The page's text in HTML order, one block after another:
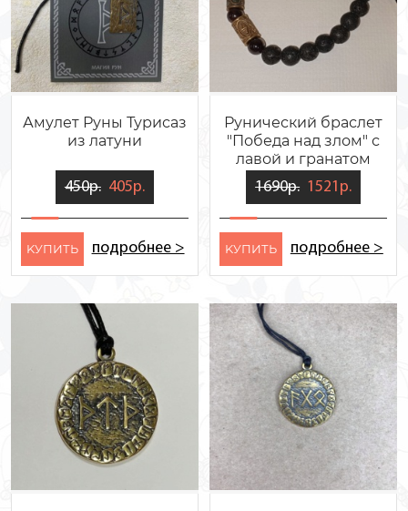
Амулет Руны Турисаз
из латуни
450р. 405р.
KУПИТЬ подробнее >
Рунический браслет
"Победа над злом" с
лавой и гранатом
1690р. 1521р.
KУПИТЬ подробнее >